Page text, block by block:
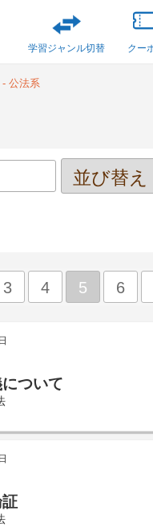
学習ジャンル切替 クー
公法系
3 4 5 6
ついて